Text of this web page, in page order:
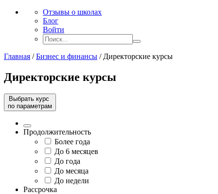
Отзывы о школах
Блог
Войти
Главная /Бизнес и финансы / Директорские курсы
Директорские курсы
Выбрать курс
по параметрам
Продолжительность
Более года
До 6 месяцев
До года
До месяца
До недели
Рассрочка